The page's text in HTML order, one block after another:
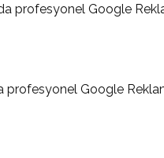
profesyonel Google
Google